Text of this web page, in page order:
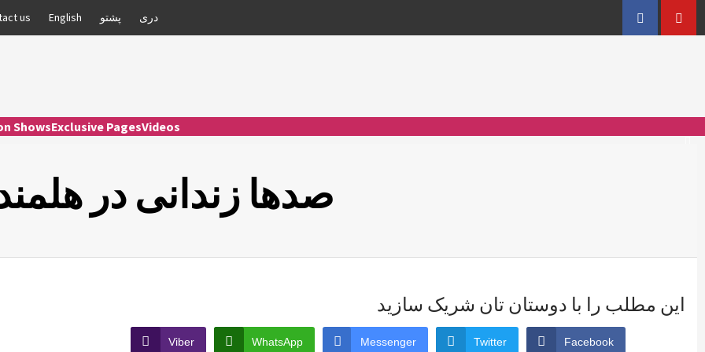
us English پشتو دری Facebook
ShowsExclusive PagesVideos
صدها زندانی در
این مطلب را با دوستان تان شریک سازید
Viber WhatsApp Messenger Twitter Facebook